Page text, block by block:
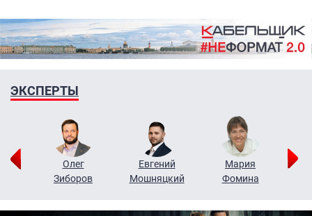
ЭКСПЕРТЫ
Олег
Зиборов
Евгений
Мошняцкий
Мария
Фомина